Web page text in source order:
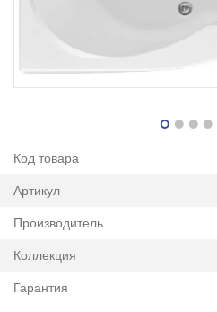
Код товара
Артикул
Производитель
Коллекция
Гарантия